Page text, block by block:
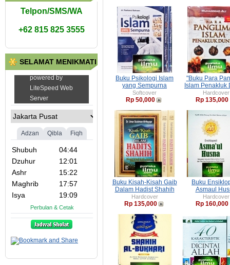
Telpon/SMS/WA
+62 815 825 3555
SELAMAT MENIKMATI
Buku Psikologi Islam
yang Sempurna
Softcover
Rp 50,000
"Buku Para
Islam Penakluk
Hardcover
Rp 135,000
Buku Kisah-Kisah Gaib
Dalam Hadist Shahih
Hardcover
Rp 135,000
Buku
Asmaul
Hardcover
Rp 160,000